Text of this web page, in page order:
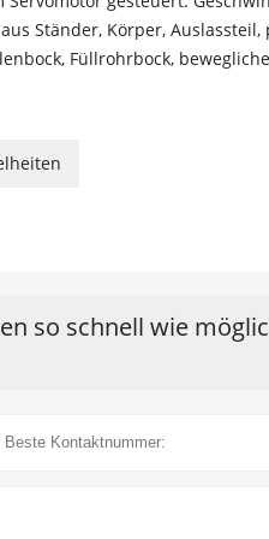
Ständer, Körper, Auslassteil,
Füllrohrbock,
so schnell wie